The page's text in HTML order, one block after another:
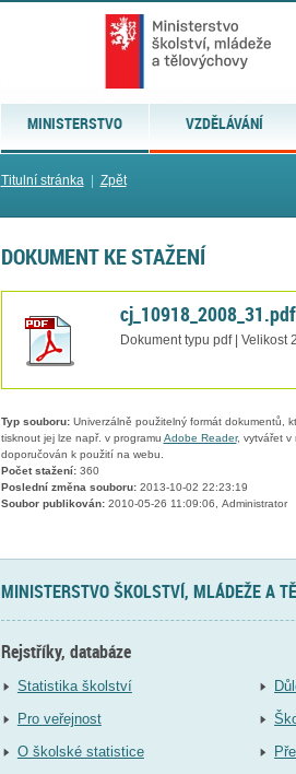
MINISTERSTVO VZDĚLÁVÁNÍ
Titulní stránka| Zpět
DOKUMENT KE STAŽENÍ
cj_10918_2008_31.pdf
Dokument typu pdf | Velikost
Typ souboru:Univerzálně použitelný formát dokumentů,
tisknout jej lze např. v programu Adobe Reader, vytvářet v
doporučován k použití na webu.
Počet stažení:360
Poslední změna souboru:2013-10-02 22:23:19
Soubor publikován:2010-05-26 11:09:06, Administrator
MINISTERSTVO ŠKOLSTVÍ, MLÁDEŽE A
Rejstříky, databáze
Statistika školství
Pro veřejnost
O školské statistice